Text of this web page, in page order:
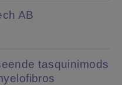
AB
tasquinimods